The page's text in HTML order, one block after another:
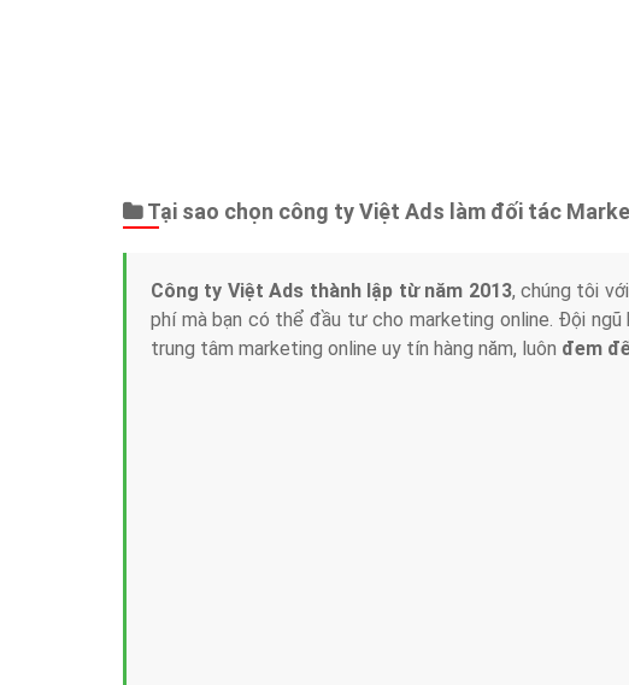
Tại sao chọn công ty Việt Ads làm đối tác
Công ty Việt Ads thành lập từ năm 2013, chúng tôi
phí mà bạn có thể đầu tư cho marketing online. Đội
trung tâm marketing online uy tín hàng năm, luôn đem